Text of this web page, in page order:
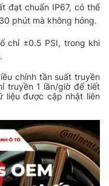
đạt chuẩn IP67, có thể
phút mà không hỏng.
chỉ ±0.5 PSI, trong khi
chỉnh tần suất truyền
truyền 1 lần/giờ để tiết
liệu được cập nhật liên